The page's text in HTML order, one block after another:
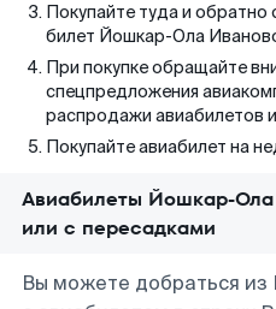
Покупайте туда и обратно
билет Йошкар-Ола
При покупке обращайте
спецпредложения
распродажи авиабилетов
Покупайте авиабилет на
Авиабилеты Йошкар-
или с пересадками
Вы можете добраться